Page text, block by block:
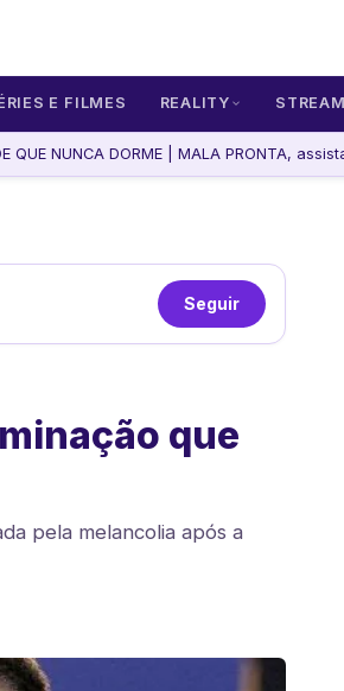
E FILMES REALITY
QUE NUNCA DORME | MALA PRONTA,
Seguir
que
pela melancolia após a